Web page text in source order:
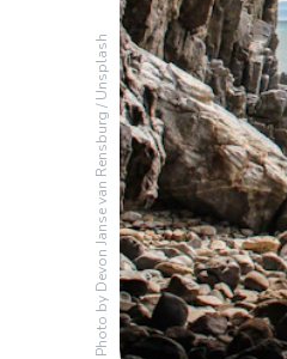
Photo by
Devon Janse van Rensburg
/
Unsplash